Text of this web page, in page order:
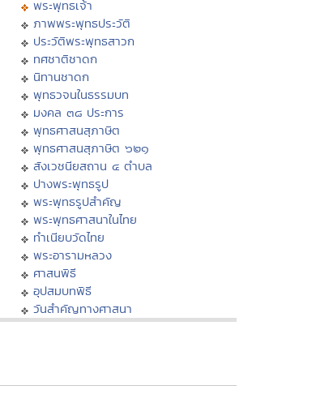
พระพุทธเจ้า
ภาพพระพุทธประวัติ
ประวัติพระพุทธสาวก
ทศชาติชาดก
นิทานชาดก
พุทธวจนในธรรมบท
มงคล ๓๘ ประการ
พุทธศาสนสุภาษิต
พุทธศาสนสุภาษิต ๖๒๑
สังเวชนียสถาน ๔ ตำบล
ปางพระพุทธรูป
พระพุทธรูปสำคัญ
พระพุทธศาสนาในไทย
ทำเนียบวัดไทย
พระอารามหลวง
ศาสนพิธี
อุปสมบทพิธี
วันสำคัญทางศาสนา